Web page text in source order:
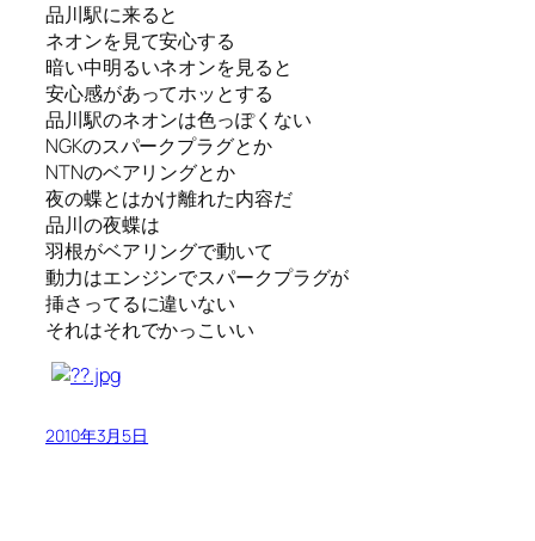
品川駅に来ると
ネオンを見て安心する
暗い中明るいネオンを見ると
安心感があってホッとする
品川駅のネオンは色っぽくない
NGKのスパークプラグとか
NTNのベアリングとか
夜の蝶とはかけ離れた内容だ
品川の夜蝶は
羽根がベアリングで動いて
動力はエンジンでスパークプラグが
挿さってるに違いない
それはそれでかっこいい
2010年3月5日